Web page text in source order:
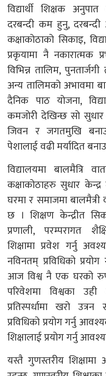
विद्यार्थी शिक्षक
दरबन्दी कम हुनु,
कक्षाकोठाको सिकाइ,
प्रकृयामा नै नकारात्मक
विभिन्न तालिम,
अन्य तालिमको अभावमा
दैनिक पाठ योजना,
कमजोरी देखिन्छ सो
जिवन र जगतमुखि
पेशालाई वढी मर्यादित
विद्यालयमा
कक्षाकोठाहरु सुधार
घरमा र समाजमा बालमैत्री
छ । शिक्षण केन्द्रीत
प्रणाली, परम्परागत
शिक्षामा प्रवेश गर्नु
नविनतम् प्रविधिको
आज विश्व नै एक घरको
परिवेशमा विश्वका
प्रतिस्पर्धामा खरो
प्रविधिको प्रयोग गर्नु
शिक्षालाई प्रयोग गर्नु
यस्तै गुणस्तरीय शिक्षामा